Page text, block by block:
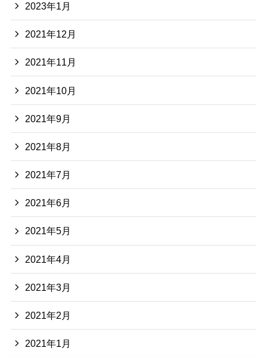
2023年1月
2021年12月
2021年11月
2021年10月
2021年9月
2021年8月
2021年7月
2021年6月
2021年5月
2021年4月
2021年3月
2021年2月
2021年1月